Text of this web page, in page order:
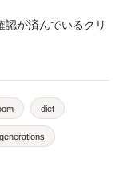
認が済んでいるクリ
diet